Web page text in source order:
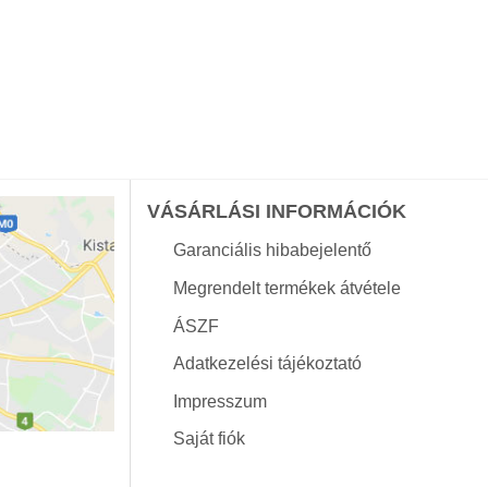
VÁSÁRLÁSI INFORMÁCIÓK
Garanciális hibabejelentő
Megrendelt termékek átvétele
ÁSZF
Adatkezelési tájékoztató
Impresszum
Saját fiók